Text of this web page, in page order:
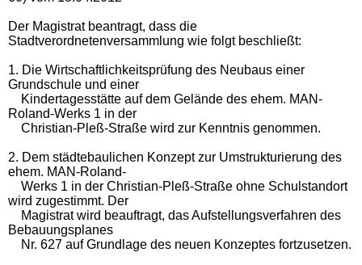
Der Magistrat beantragt, dass die
Stadtverordnetenversammlung wie folgt beschließt:
1. Die Wirtschaftlichkeitsprüfung des Neubaus einer
Grundschule und einer
Kindertagesstätte auf dem Gelände des ehem. MAN-
Roland-Werks 1 in der
Christian-Pleß-Straße wird zur Kenntnis genommen.
2. Dem städtebaulichen Konzept zur Umstrukturierung des
ehem. MAN-Roland-
Werks 1 in der Christian-Pleß-Straße ohne Schulstandort
wird zugestimmt. Der
Magistrat wird beauftragt, das Aufstellungsverfahren des
Bebauungsplanes
Nr. 627 auf Grundlage des neuen Konzeptes fortzusetzen.